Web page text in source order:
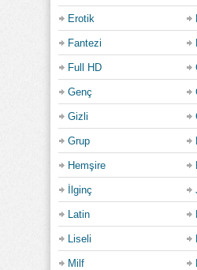
Erotik
Fantezi
Full HD
Genç
Gizli
Grup
Hemşire
İlginç
Latin
Liseli
Milf